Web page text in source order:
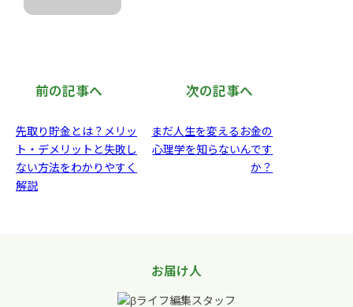
前の記事へ
先取り貯金とは？メリッ
ト・デメリットと失敗し
ない方法をわかりやすく
解説
次の記事へ
まだ人生を変えるお金の
心理学を知らないんです
か？
お届け人